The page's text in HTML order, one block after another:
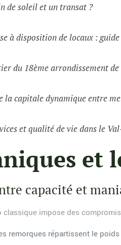
de soleil et un transat ?
à disposition de locaux :
du 18ème arrondissement
la capitale dynamique entre
et qualité de vie dans le
et
capacité et
impose des
remorques répartissent le poids